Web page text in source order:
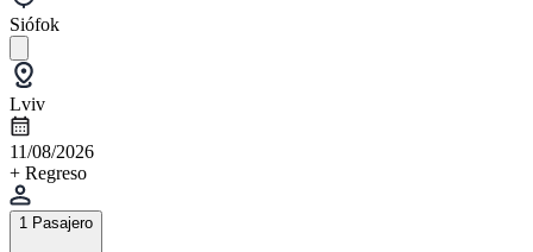
Siófok
Lviv
11/08/2026
+ Regreso
1 Pasajero